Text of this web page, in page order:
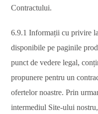
Contractului.
6.9.1 Informații cu privire
disponibile pe paginile
punct de vedere legal,
propunere pentru un
ofertelor noastre. Prin
intermediul Site-ului